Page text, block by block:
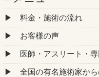
料金・施術の流れ
お客様の声
医師・アスリート・
全国の有名施術家か